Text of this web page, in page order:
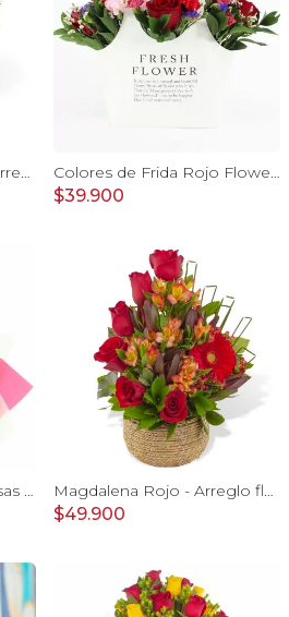
Agustina en Cerámica - Arreglo 10 rosas rojo y astromeliass Colores de Frida Rojo Flower Bag - Arreglo floral con rosas, claveles, estate y limonium
$39.900
Antonia en Ramo - 18 rosas mix blanco y rojo con hypericum Magdalena Rojo - Arreglo floral con rosas, gerbera y astromelias rojas
$49.900